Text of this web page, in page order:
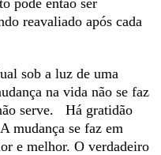
reavaliado após cada
sob a luz de uma
na vida não se faz
serve. Há gratidão
mudança se faz em
e melhor. O verdadeiro